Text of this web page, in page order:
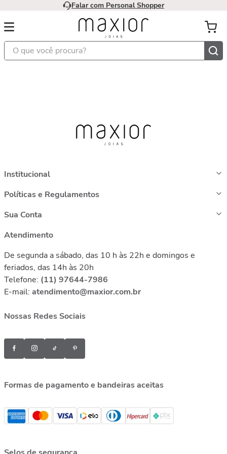
Falar com Personal Shopper
O que você procura?
Institucional
Políticas e Regulamentos
Sua Conta
Atendimento
De segunda a sábado, das 10 h às 22h e domingos e
feriados, das 14h às 20h
Telefone: (11) 97644-7986
E-mail: atendimento@maxior.com.br
Nossas Redes Sociais
Formas de pagamento e bandeiras aceitas